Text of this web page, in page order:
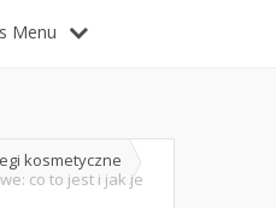
Menu
kosmetyczne
co to jest i jak je